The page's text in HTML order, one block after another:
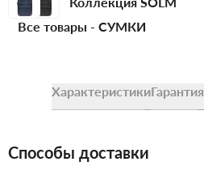
Все товары - СУМКИ
ХарактеристикиГарантия
Способы доставки